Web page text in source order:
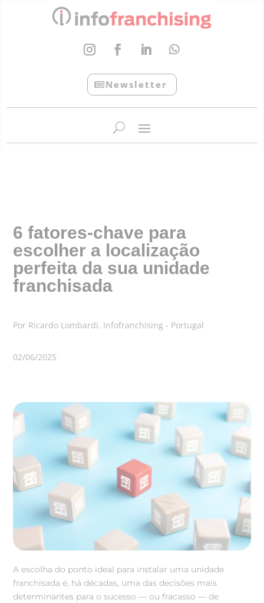
Newsletter
6 fatores-chave para
escolher a localização
perfeita da sua unidade
franchisada
Por Ricardo Lombardi, Infofranchising - Portugal
02/06/2025
A escolha do ponto ideal para instalar uma unidade
franchisada é, há décadas, uma das decisões mais
determinantes para o sucesso — ou fracasso — de